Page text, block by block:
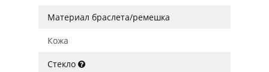
Материал браслета/ремешка
Кожа
Стекло